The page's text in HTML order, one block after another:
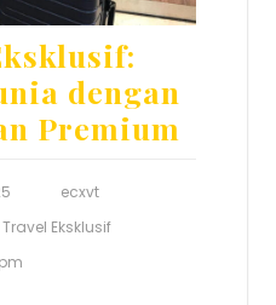
dengan
Premium
ecxvt
Travel Eksklusif